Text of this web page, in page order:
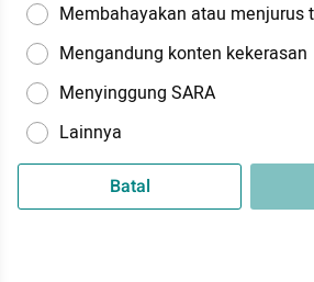
Membahayakan atau menjurus
Mengandung konten kekerasan
Menyinggung SARA
Lainnya
Batal